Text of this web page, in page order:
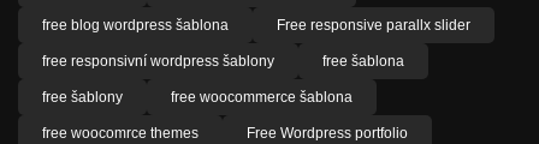
free blog wordpress šablona Free responsive parallx slider
free responsivní wordpress šablony free šablona
free šablony free woocommerce šablona
free woocomrce themes Free Wordpress portfolio